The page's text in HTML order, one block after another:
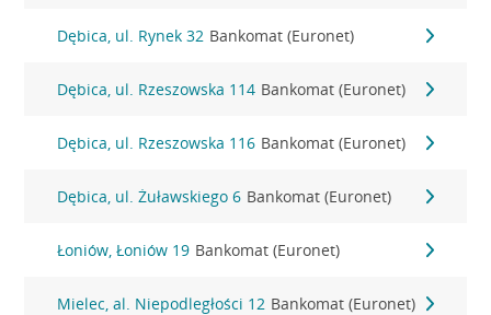
Dębica, ul. Rynek 32 Bankomat (Euronet)
Dębica, ul. Rzeszowska 114 Bankomat (Euronet)
Dębica, ul. Rzeszowska 116 Bankomat (Euronet)
Dębica, ul. Żuławskiego 6 Bankomat (Euronet)
Łoniów, Łoniów 19 Bankomat (Euronet)
Mielec, al. Niepodległości 12 Bankomat (Euronet)